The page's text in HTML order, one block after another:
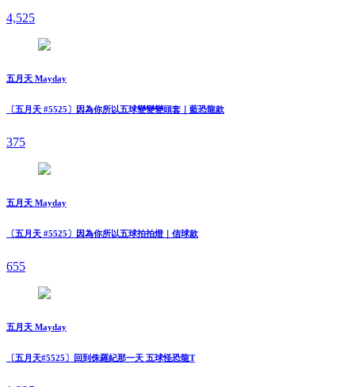
4,525
五月天 Mayday
〔五月天 #5525〕因為你所以五球變變變頭套｜藍恐龍款
375
五月天 Mayday
〔五月天 #5525〕因為你所以五球拍拍燈｜信球款
655
五月天 Mayday
〔五月天#5525〕回到侏羅紀那一天 五球怪恐龍T